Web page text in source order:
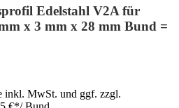
Edelstahl V2A für
x 3 mm x 28 mm Bund =
inkl. MwSt. und ggf. zzgl.